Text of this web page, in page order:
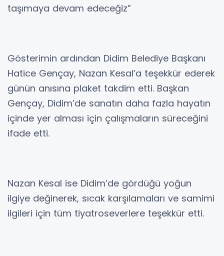
taşımaya devam edeceğiz”
Gösterimin ardından Didim Belediye Başkanı
Hatice Gençay, Nazan Kesal’a teşekkür ederek
günün anısına plaket takdim etti. Başkan
Gençay, Didim’de sanatın daha fazla hayatın
içinde yer alması için çalışmaların süreceğini
ifade etti.
Nazan Kesal ise Didim’de gördüğü yoğun
ilgiye değinerek, sıcak karşılamaları ve samimi
ilgileri için tüm tiyatroseverlere teşekkür etti.